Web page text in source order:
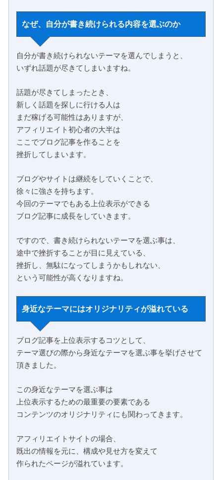
なぜ、自分が書き続けられる内容を選ぶのか
自分が書き続けられないテーマを選んでしまうと、
いずれ話題が尽きてしまいますね。
話題が尽きてしまったとき、
新しく話題を探しに行ける人は
まだ稼げる可能性はありますが、
アフィリエイト初心者の大半は
ここでブログ記事を作ることを
挫折してしまいます。
ブログやサイトは継続をしていくことで、
徐々に強さを持ちます。
今回のテーマでもある上位表示ができる
ブログ記事に成長をしていきます。
ですので、書き続けられないテーマを選ぶ事は、
途中で挫折することが目に見えている、
挫折し、無駄になってしまうかもしれない、
という可能性が高くなりますね。
身近なテーマにはオリジナリティが溢れている
ブログ記事を上位表示するコツとして、
テーマ選びの際から身近なテーマを選ぶ事を挙げさせて
頂きました。
この身近なテーマを選ぶ事は
上位表示するための最重要の要素である
コンテンツのオリジナリティにも関わってきます。
アフィリエイトサイトの場合、
既出の情報を元に、構成や見せ方を変えて
作られたページが溢れています。